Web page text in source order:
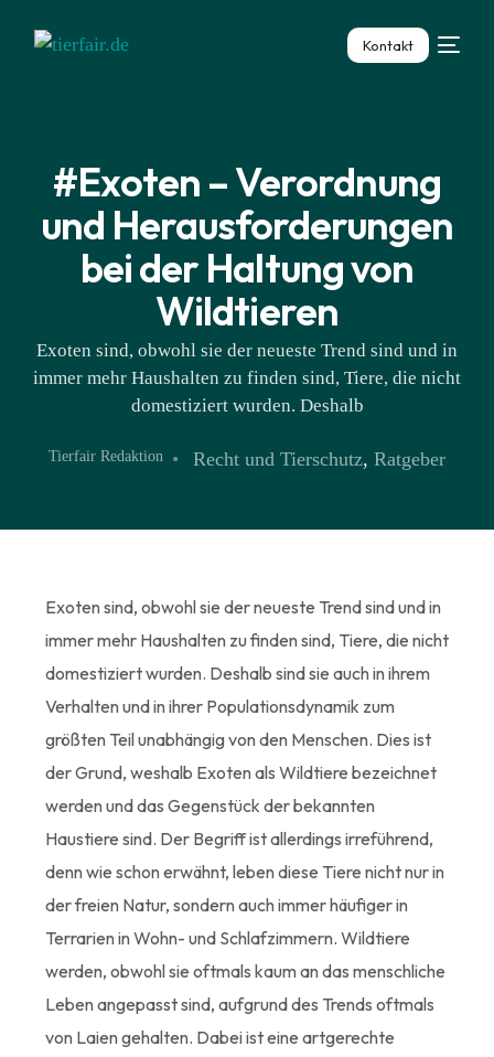
Kontakt
#Exoten – Verordnung
und Herausforderungen
bei der Haltung von
Wildtieren
Exoten sind, obwohl sie der neueste Trend sind und in
immer mehr Haushalten zu finden sind, Tiere, die nicht
domestiziert wurden. Deshalb
Tierfair Redaktion Recht und Tierschutz, Ratgeber
Exoten sind, obwohl sie der neueste Trend sind und in
immer mehr Haushalten zu finden sind, Tiere, die nicht
domestiziert wurden. Deshalb sind sie auch in ihrem
Verhalten und in ihrer Populationsdynamik zum
größten Teil unabhängig von den Menschen. Dies ist
der Grund, weshalb Exoten als Wildtiere bezeichnet
werden und das Gegenstück der bekannten
Haustiere sind. Der Begriff ist allerdings irreführend,
denn wie schon erwähnt, leben diese Tiere nicht nur in
der freien Natur, sondern auch immer häufiger in
Terrarien in Wohn- und Schlafzimmern. Wildtiere
werden, obwohl sie oftmals kaum an das menschliche
Leben angepasst sind, aufgrund des Trends oftmals
von Laien gehalten. Dabei ist eine artgerechte